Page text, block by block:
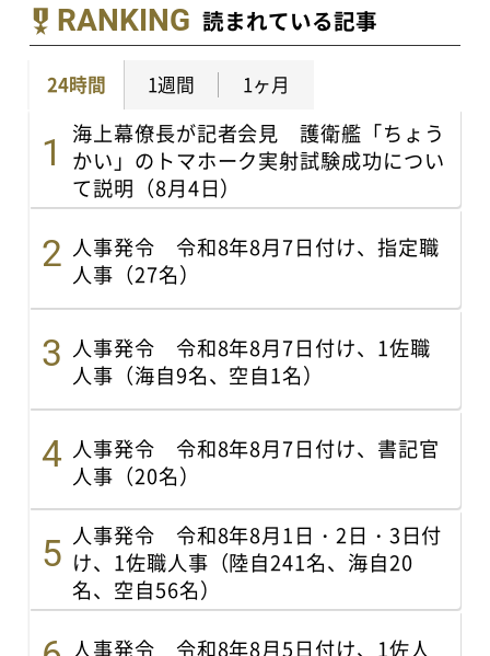
RANKING 読まれている記事
24時間 1週間 1ヶ月
海上幕僚長が記者会見 護衛艦「ちょう
かい」のトマホーク実射試験成功につい
て説明（8月4日）
人事発令 令和8年8月7日付け、指定職
人事（27名）
人事発令 令和8年8月7日付け、1佐職
人事（海自9名、空自1名）
人事発令 令和8年8月7日付け、書記官
人事（20名）
人事発令 令和8年8月1日・2日・3日付
け、1佐職人事（陸自241名、海自20
名、空自56名）
人事発令 令和8年8月5日付け、1佐人